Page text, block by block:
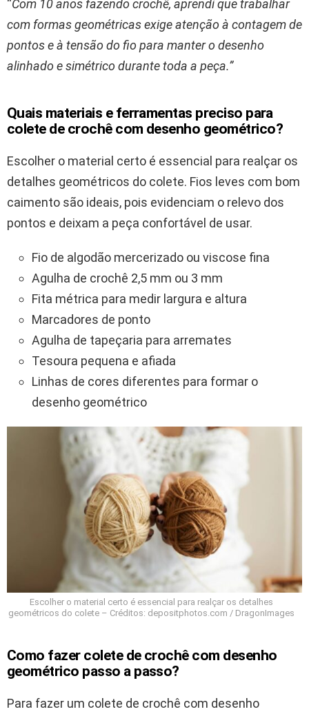
“Com 10 anos fazendo crochê, aprendi que trabalhar
com formas geométricas exige atenção à contagem de
pontos e à tensão do fio para manter o desenho
alinhado e simétrico durante toda a peça.”
Quais materiais e ferramentas preciso para
colete de crochê com desenho geométrico?
Escolher o material certo é essencial para realçar os
detalhes geométricos do colete. Fios leves com bom
caimento são ideais, pois evidenciam o relevo dos
pontos e deixam a peça confortável de usar.
Fio de algodão mercerizado ou viscose fina
Agulha de crochê 2,5 mm ou 3 mm
Fita métrica para medir largura e altura
Marcadores de ponto
Agulha de tapeçaria para arremates
Tesoura pequena e afiada
Linhas de cores diferentes para formar o
desenho geométrico
Escolher o material certo é essencial para realçar os detalhes
geométricos do colete – Créditos: depositphotos.com / DragonImages
Como fazer colete de crochê com desenho
geométrico passo a passo?
Para fazer um colete de crochê com desenho